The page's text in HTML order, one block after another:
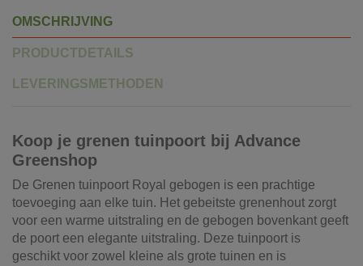
OMSCHRIJVING
PRODUCTDETAILS
LEVERINGSMETHODEN
Koop je grenen tuinpoort bij Advance
Greenshop
De Grenen tuinpoort Royal gebogen is een prachtige
toevoeging aan elke tuin. Het gebeitste grenenhout zorgt
voor een warme uitstraling en de gebogen bovenkant geeft
de poort een elegante uitstraling. Deze tuinpoort is
geschikt voor zowel kleine als grote tuinen en is